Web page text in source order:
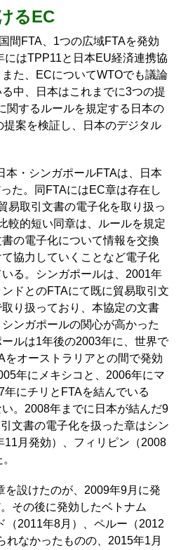
るEC
間FTA、1つの広域FTAを発効
にはTPP11と日本EU経済連携協
た、ECについてWTOでも議論
中、日本はこれまでに3つの提
関するルールを規定する日本の
提案を検証し、日本のデジタル
本・シンガポールFTAは、日本
た。同FTAにはEC章は存在し
易取引文書の電子化を取り扱っ
較的短い同章は、ルールを規定
の電子化について情報を交換
協力していくことなど電子化
る。シンガポールは、2001年
ドとのFTAにて既に貿易取引文
り扱っており、本協定の文書
ンガポールの関心が高かった
ルは1年後の2003年に、世界で
をオーストラリアとの間で発効
年にメキシコと、2006年にマ
にチリとFTAを結んでいる
。2008年までに日本が結んだ9
文書の電子化を扱った章はシン
11月発効）、フィリピン（2008
を設けたのが、2009年9月に発
その後に発効したベトナム
（2011年8月）、ペルー（2012
れなかったものの、2015年1月